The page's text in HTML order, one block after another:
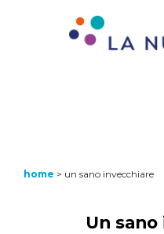
home > un sano invecchiare
Un